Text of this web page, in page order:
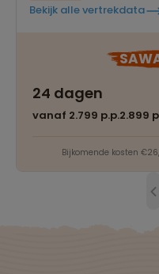
Bekijk alle vertrekdata
24 dagen
vanaf 2.799 p.p.2.899
Bijkomende kosten